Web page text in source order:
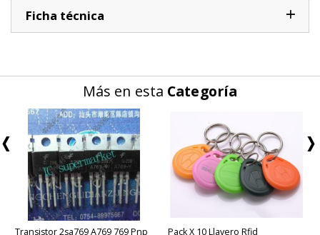
Ficha técnica
Más en esta Categoría
Transistor 2sa769 A769 769 Pnp Pack X 10 Llavero Rfid